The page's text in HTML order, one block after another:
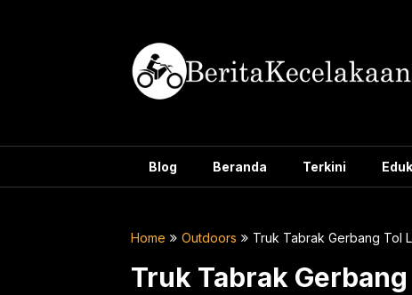
Blog Beranda Terkini
Home Outdoors Truk Tabrak Gerbang Tol
Truk Tabrak